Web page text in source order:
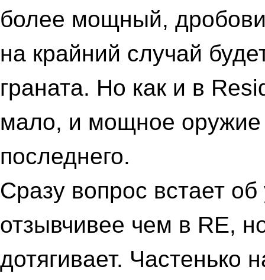
более мощный,
на крайний случай
граната. Но как и в
мало, и мощное оружие
последнего.
Сразу вопрос встает
отзывчивее чем в RE,
дотягивает. Частенько